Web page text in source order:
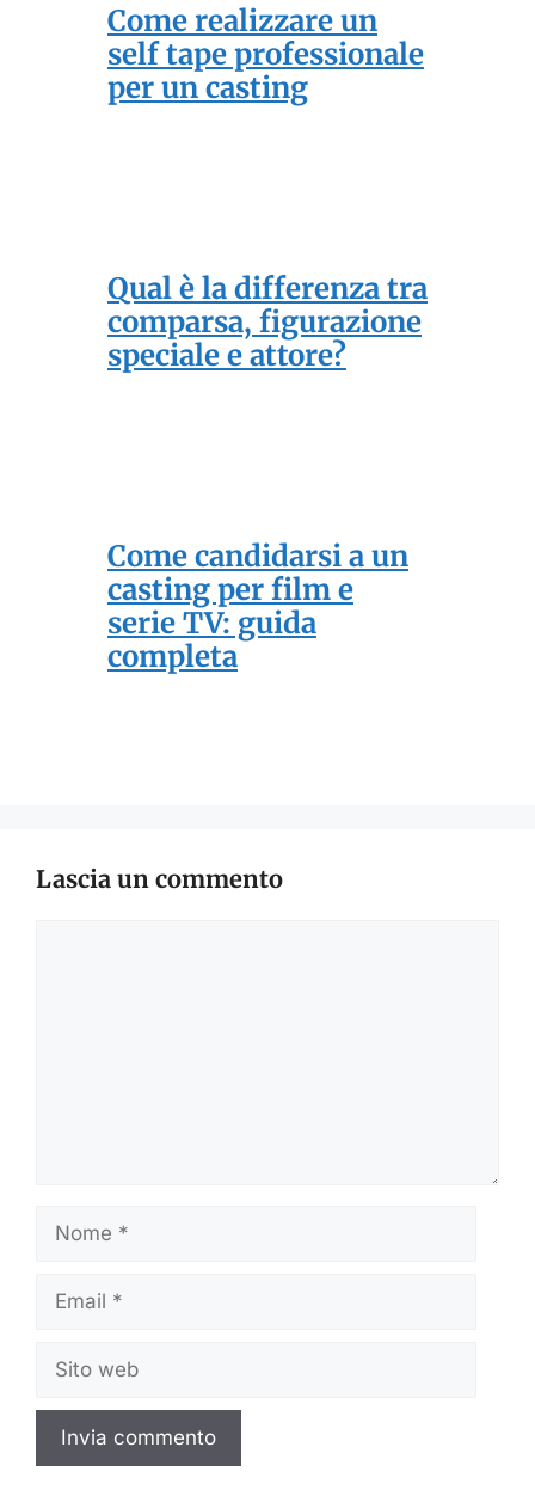
Come realizzare un
self tape professionale
per un casting
Qual è la differenza tra
comparsa, figurazione
speciale e attore?
Come candidarsi a un
casting per film e
serie TV: guida
completa
Lascia un commento
web